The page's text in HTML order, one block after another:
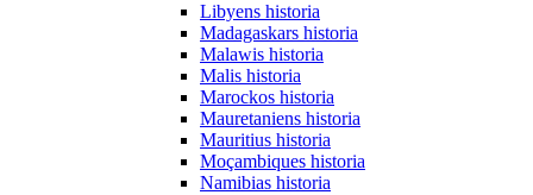
Libyens historia
Madagaskars historia
Malawis historia
Malis historia
Marockos historia
Mauretaniens historia
Mauritius historia
Moçambiques historia
Namibias historia